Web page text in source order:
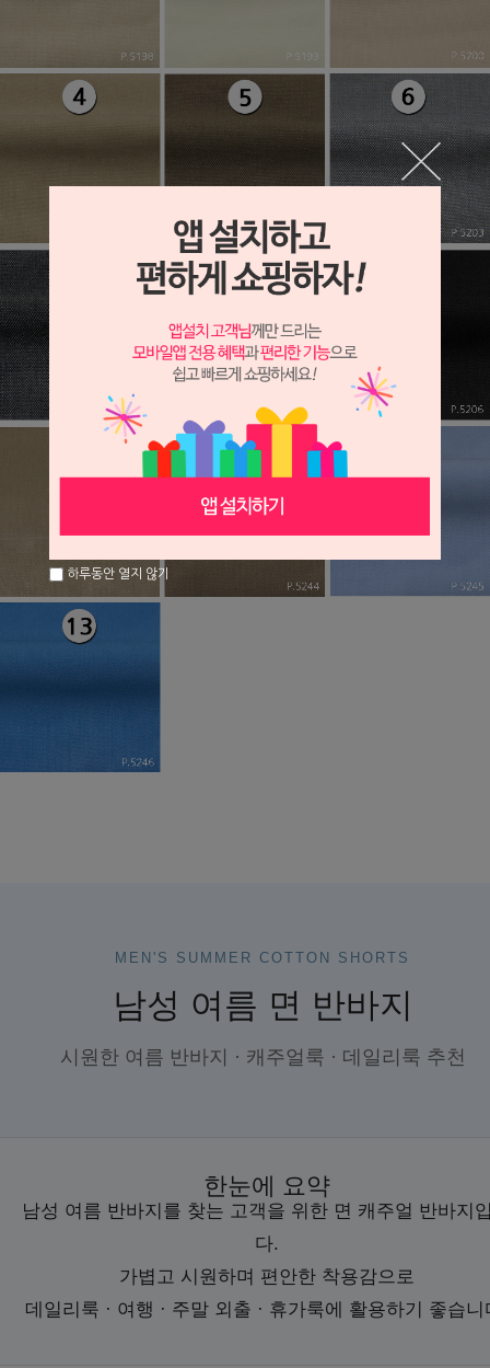
MEN'S SUMMER COTTON SHORTS
남성 여름 면 반바지
시원한 여름 반바지 · 캐주얼룩 · 데일리룩 추천
한눈에 요약
남성 여름 반바지를 찾는 고객을 위한 면 캐주얼 반바지
다.
가볍고 시원하며 편안한 착용감으로
데일리룩 · 여행 · 주말 외출 · 휴가룩에 활용하기 좋습니
하루동안 열지 않기